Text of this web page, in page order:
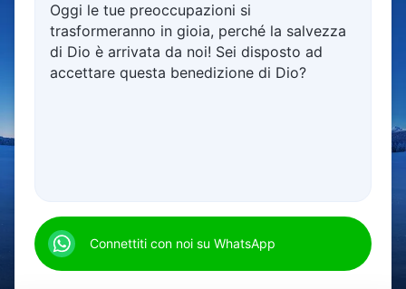
volta a salvare l'umanità
ha un enorme significato per Dio e per l'uomo.
Per quanto l'opera sia ardua,
Egli Si mantiene impegnato,
sta dando il sangue del Suo cuore
Oggi le tue preoccupazioni si
trasformeranno in gioia, perché la salvezza
di Dio è arrivata da noi! Sei disposto ad
accettare questa benedizione di Dio?
Connettiti con noi su WhatsApp